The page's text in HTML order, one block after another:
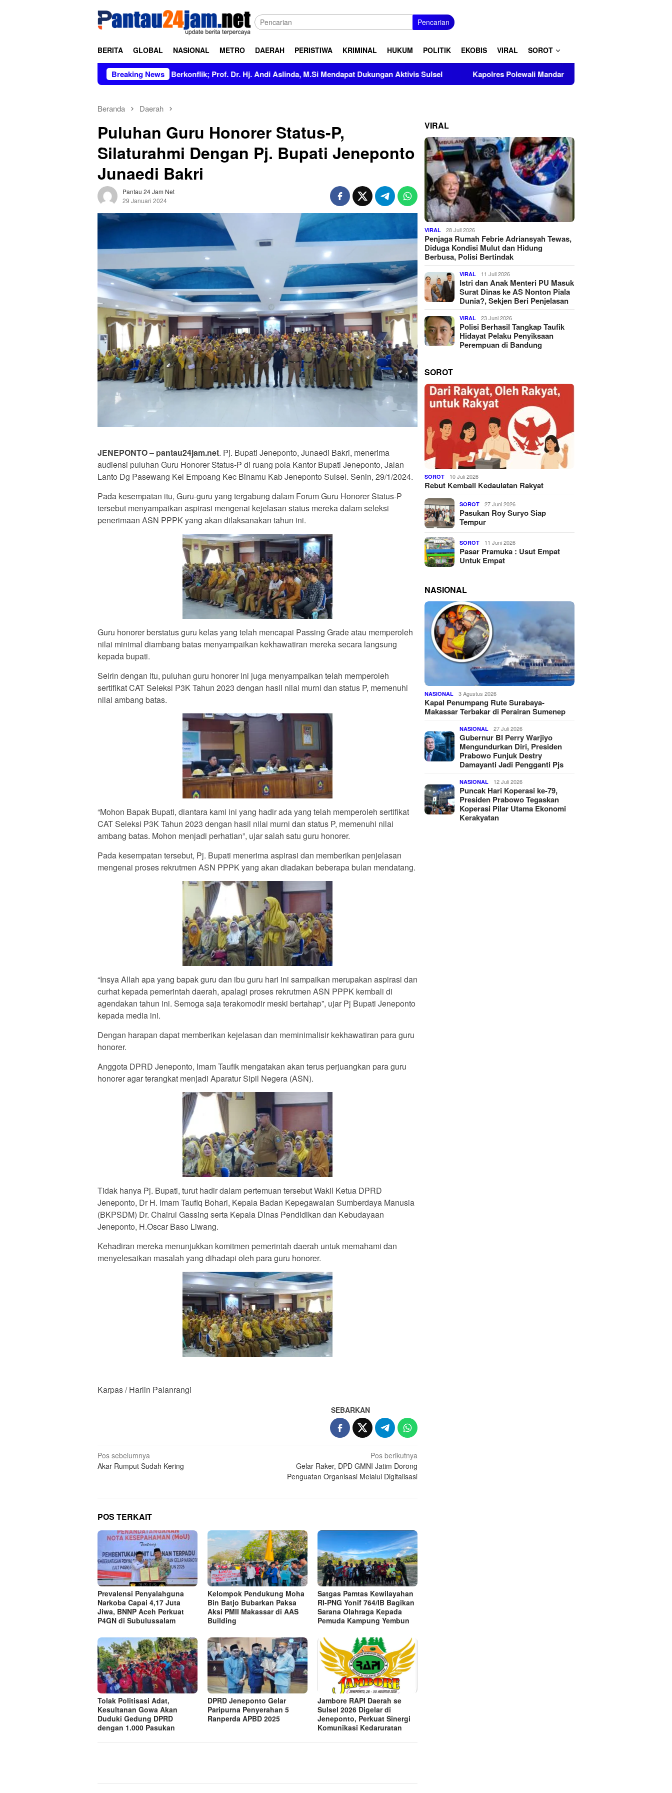
Pencarian
BERITA GLOBAL NASIONAL METRO DAERAH PERISTIWA KRIMINAL HUKUM POLITIK EKOBIS VIRAL SOROT
Breaking News
Figur Bersih dan Tidak Berkonflik; Prof. Dr. Hj. Andi Aslinda, M.Si Mendapat Dukungan Aktivis Sulsel Kapolres Polewali Mandar Turut Musnahkan Barang Bukti Perkara Inkrah di
Beranda Daerah
Puluhan Guru Honorer Status-P,
Silaturahmi Dengan Pj. Bupati Jeneponto
Junaedi Bakri
Pantau 24 Jam Net
29 Januari 2024
JENEPONTO – pantau24jam.net. Pj. Bupati Jeneponto, Junaedi Bakri, menerima
audiensi puluhan Guru Honorer Status-P di ruang pola Kantor Bupati Jeneponto, Jalan
Lanto Dg Pasewang Kel Empoang Kec Binamu Kab Jeneponto Sulsel. Senin, 29/1/2024.
Pada kesempatan itu, Guru-guru yang tergabung dalam Forum Guru Honorer Status-P
tersebut menyampaikan aspirasi mengenai kejelasan status mereka dalam seleksi
penerimaan ASN PPPK yang akan dilaksanakan tahun ini.
Guru honorer berstatus guru kelas yang telah mencapai Passing Grade atau memperoleh
nilai minimal diambang batas menyampaikan kekhawatiran mereka secara langsung
kepada bupati.
Seirin dengan itu, puluhan guru honorer ini juga menyampaikan telah memperoleh
sertifikat CAT Seleksi P3K Tahun 2023 dengan hasil nilai murni dan status P, memenuhi
nilai ambang batas.
“Mohon Bapak Bupati, diantara kami ini yang hadir ada yang telah memperoleh sertifikat
CAT Seleksi P3K Tahun 2023 dengan hasil nilai murni dan status P, memenuhi nilai
ambang batas. Mohon menjadi perhatian”, ujar salah satu guru honorer.
Pada kesempatan tersebut, Pj. Bupati menerima aspirasi dan memberikan penjelasan
mengenai proses rekrutmen ASN PPPK yang akan diadakan beberapa bulan mendatang.
“Insya Allah apa yang bapak guru dan ibu guru hari ini sampaikan merupakan aspirasi dan
curhat kepada pemerintah daerah, apalagi proses rekrutmen ASN PPPK kembali di
agendakan tahun ini. Semoga saja terakomodir meski bertahap”, ujar Pj Bupati Jeneponto
kepada media ini.
Dengan harapan dapat memberikan kejelasan dan meminimalisir kekhawatiran para guru
honorer.
Anggota DPRD Jeneponto, Imam Taufik mengatakan akan terus perjuangkan para guru
honorer agar terangkat menjadi Aparatur Sipil Negera (ASN).
Tidak hanya Pj. Bupati, turut hadir dalam pertemuan tersebut Wakil Ketua DPRD
Jeneponto, Dr H. Imam Taufiq Bohari, Kepala Badan Kepegawaian Sumberdaya Manusia
(BKPSDM) Dr. Chairul Gassing serta Kepala Dinas Pendidikan dan Kebudayaan
Jeneponto, H.Oscar Baso Liwang.
Kehadiran mereka menunjukkan komitmen pemerintah daerah untuk memahami dan
menyelesaikan masalah yang dihadapi oleh para guru honorer.
Karpas / Harlin Palanrangi
SEBARKAN
Navigasi
pos
Pos sebelumnya
Akar Rumput Sudah Kering
Pos berikutnya
Gelar Raker, DPD GMNI Jatim Dorong
Penguatan Organisasi Melalui Digitalisasi
POS TERKAIT
Prevalensi Penyalahguna
Narkoba Capai 4,17 Juta
Jiwa, BNNP Aceh Perkuat
P4GN di Subulussalam
Kelompok Pendukung Moha
Bin Batjo Bubarkan Paksa
Aksi PMII Makassar di AAS
Building
Satgas Pamtas Kewilayahan
RI-PNG Yonif 764/IB Bagikan
Sarana Olahraga Kepada
Pemuda Kampung Yembun
Tolak Politisasi Adat,
Kesultanan Gowa Akan
Duduki Gedung DPRD
dengan 1.000 Pasukan
DPRD Jeneponto Gelar
Paripurna Penyerahan 5
Ranperda APBD 2025
Jambore RAPI Daerah se
Sulsel 2026 Digelar di
Jeneponto, Perkuat Sinergi
Komunikasi Kedaruratan
VIRAL
VIRAL 28 Juli 2026
Penjaga Rumah Febrie Adriansyah Tewas,
Diduga Kondisi Mulut dan Hidung
Berbusa, Polisi Bertindak
VIRAL 11 Juli 2026
Istri dan Anak Menteri PU Masuk
Surat Dinas ke AS Nonton Piala
Dunia?, Sekjen Beri Penjelasan
VIRAL 23 Juni 2026
Polisi Berhasil Tangkap Taufik
Hidayat Pelaku Penyiksaan
Perempuan di Bandung
SOROT
SOROT 10 Juli 2026
Rebut Kembali Kedaulatan Rakyat
SOROT 27 Juni 2026
Pasukan Roy Suryo Siap
Tempur
SOROT 11 Juni 2026
Pasar Pramuka : Usut Empat
Untuk Empat
NASIONAL
NASIONAL 3 Agustus 2026
Kapal Penumpang Rute Surabaya-
Makassar Terbakar di Perairan Sumenep
NASIONAL 27 Juli 2026
Gubernur BI Perry Warjiyo
Mengundurkan Diri, Presiden
Prabowo Funjuk Destry
Damayanti Jadi Pengganti Pjs
NASIONAL 12 Juli 2026
Puncak Hari Koperasi ke-79,
Presiden Prabowo Tegaskan
Koperasi Pilar Utama Ekonomi
Kerakyatan